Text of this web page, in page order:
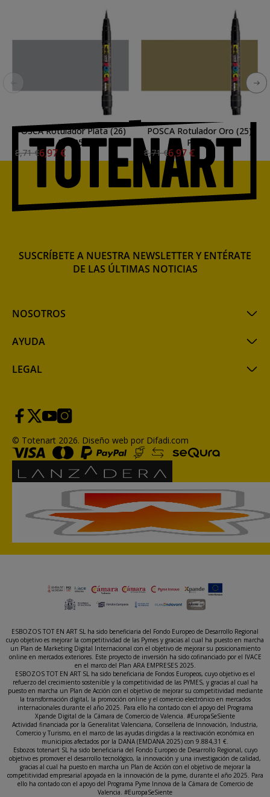
POSCA Rotulador Plata (26)
PCF35
8,71 €6,97 €
POSCA Rotulador Oro (25)
PCF35
8,71 €6,97 €
NOSOTROS
AYUDA
LEGAL
SUSCRÍBETE A NUESTRA NEWSLETTER Y ENTÉRATE
DE LAS ÚLTIMAS NOTICIAS
© Totenart 2026. Diseño web por Difadi.com
ESBOZOS TOT EN ART SL ha sido beneficiaria del Fondo Europeo de Desarrollo Regional
cuyo objetivo es mejorar la competitividad de las Pymes y gracias al cual ha puesto en marcha
un Plan de Marketing Digital Internacional con el objetivo de mejorar su posicionamiento
online en mercados exteriores. Este proyecto de inversión ha sido cofinanciado por el IVACE
en el marco del Plan ARA EMPRESES 2025.
ESBOZOS TOT EN ART SL ha sido beneficiaria de Fondos Europeos, cuyo objetivo es el
refuerzo del crecimiento sostenible y la competitividad de las PYMES, y gracias al cual ha
puesto en marcha un Plan de Acción con el objetivo de mejorar su competitividad mediante
la transformación digital, la promoción online y el comercio electrónico en mercados
internacionales durante el año 2025. Para ello ha contado con el apoyo del Programa
Xpande Digital de la Cámara de Comercio de Valencia. #EuropaSeSiente
Actividad financiada por la Generalitat Valenciana, Conselleria de Innovación, Industria,
Comercio y Turismo, en el marco de las ayudas dirigidas a la reactivación económica en
municipios afectados por la DANA (EMDANA 2025) con 9.884,31 €.
Esbozos totenart SL ha sido beneficiaria del Fondo Europeo de Desarrollo Regional, cuyo
objetivo es promover el desarrollo tecnológico, la innovación y una investigación de calidad,
gracias al cual ha puesto en marcha un Plan de Acción con el objetivo de mejorar la
competitividad empresarial apoyada en la innovación de la pyme, durante el año 2025. Para
ello ha contado con el apoyo del Programa Pyme Innova de la Cámara de Comercio de
Valencia. #EuropaSeSiente